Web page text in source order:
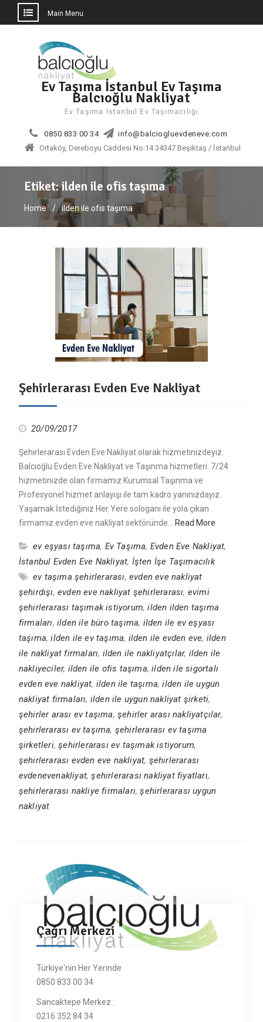
Main Menu
Ev Taşıma İstanbul Ev Taşıma
Balcıoğlu Nakliyat
Ev Taşıma İstanbul Ev Taşımacılığı
0850 833 00 34
info@balciogluevdeneve.com
Ortaköy, Dereboyu Caddesi No:14 34347 Beşiktaş / İstanbul
Etiket:ilden ile ofis taşıma
Home ilden ile ofis taşıma
Şehirlerarası Evden Eve Nakliyat
20/09/2017
Şehirlerarası Evden Eve Nakliyat olarak hizmetinizdeyiz.
Balcıoğlu Evden Eve Nakliyat ve Taşınma hizmetleri. 7/24
hizmetinizde olan firmamız Kurumsal Taşınma ve
Profesyonel hizmet anlayışı ile tam kadro yanınızdayız.
Yaşamak İstediğiniz Her Yere sologanı ile yola çıkan
firmamız evden eve nakliyat sektöründe… Read More
ev eşyası taşıma, Ev Taşıma, Evden Eve Nakliyat,
İstanbul Evden Eve Nakliyat, İşten İşe Taşımacılık
ev taşıma şehirlerarası, evden eve nakliyat
şehirdışı, evden eve nakliyat şehirlerarası, evimi
şehirlerarası taşımak istiyorum,ilden ilden taşıma
firmaları, ilden ile büro taşıma, ilden ile ev eşyası
taşıma,ilden ile ev taşıma, ilden ile evden eve, ilden
ile nakliyat firmaları, ilden ile nakliyatçılar, ilden ile
nakliyeciler, ilden ile ofis taşıma,ilden ile sigortalı
evden eve nakliyat, ilden ile taşıma,ilden ile uygun
nakliyat firmaları, ilden ile uygun nakliyat şirketi,
şehirler arası ev taşıma, şehirler arası nakliyatçılar,
şehirlerarası ev taşıma, şehirlerarası ev taşıma
şirketleri,şehirlerarası ev taşımak istiyorum,
şehirlerarası evden eve nakliyat, şehirlerarası
evdenevenakliyat,şehirlerarası nakliyat fiyatları,
şehirlerarası nakliye firmaları,şehirlerarası uygun
nakliyat
Çağrı Merkezi
Türkiye'nin Her Yerinde
0850 833 00 34
Sancaktepe Merkez :
0216 352 84 34